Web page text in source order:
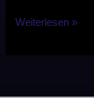
Weiterlesen »